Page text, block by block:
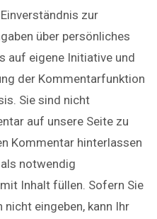
zur
über persönliches
auf eigene Initiative und
der Kommentarfunktion
Sie sind nicht
auf unsere Seite zu
Kommentar hinterlassen
notwendig
Inhalt füllen. Sofern Sie
eingeben, kann Ihr